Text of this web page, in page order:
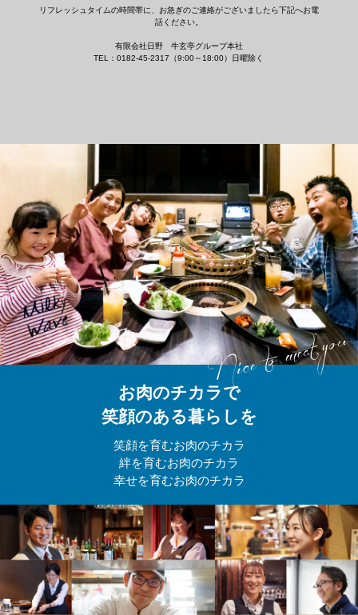
リフレッシュタイムの時間帯に、お急ぎのご連絡がございましたら下記へお電
話ください。
有限会社日野 牛玄亭グループ本社
TEL：0182-45-2317（9:00～18:00）日曜除く
お肉のチカラで
笑顔のある暮らしを
笑顔を育むお肉のチカラ
絆を育むお肉のチカラ
幸せを育むお肉のチカラ